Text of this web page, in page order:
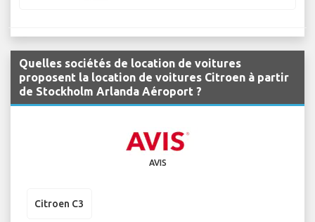
Quelles sociétés de location de voitures
proposent la location de voitures Citroen à partir
de Stockholm Arlanda Aéroport ?
AVIS
Citroen C3